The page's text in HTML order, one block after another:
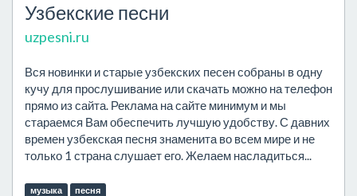
Узбекские песни
uzpesni.ru
Вся новинки и старые узбекских песен собраны в одну
кучу для прослушивание или скачать можно на телефон
прямо из сайта. Реклама на сайте минимум и мы
стараемся Вам обеспечить лучшую удобству. С давних
времен узбекская песня знаменита во всем мире и не
только 1 страна слушает его. Желаем насладиться...
музыка песня